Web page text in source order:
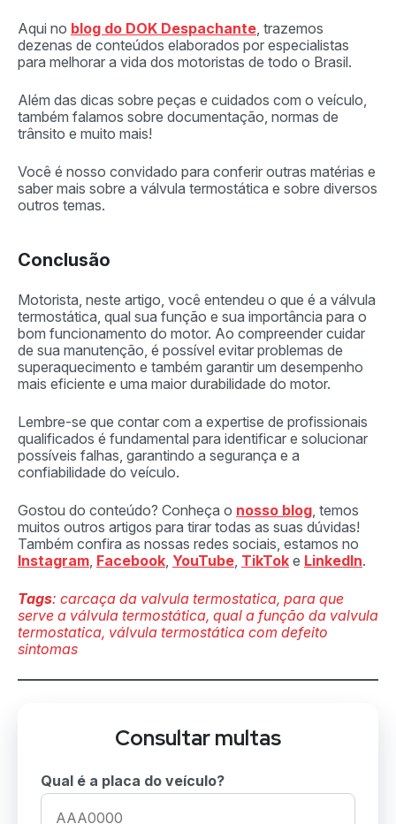
Aqui no blog do DOK Despachante , trazemos
dezenas de conteúdos elaborados por especialistas
para melhorar a vida dos motoristas de todo o Brasil.
Além das dicas sobre peças e cuidados com o veículo,
também falamos sobre documentação, normas de
trânsito e muito mais!
Você é nosso convidado para conferir outras matérias e
saber mais sobre a válvula termostática e sobre diversos
outros temas.
Conclusão
Motorista, neste artigo, você entendeu o que é a válvula
termostática, qual sua função e sua importância para o
bom funcionamento do motor. Ao compreender cuidar
de sua manutenção, é possível evitar problemas de
superaquecimento e também garantir um desempenho
mais eficiente e uma maior durabilidade do motor.
Lembre-se que contar com a expertise de profissionais
qualificados é fundamental para identificar e solucionar
possíveis falhas, garantindo a segurança e a
confiabilidade do veículo.
Gostou do conteúdo? Conheça o nosso blog , temos
muitos outros artigos para tirar todas as suas dúvidas!
Também confira as nossas redes sociais, estamos no
Instagram Facebook YouTube TikTok e LinkedIn.
Tags: carcaça da valvula termostatica, para que
serve a válvula termostática, qual a função da valvula
termostatica, válvula termostática com defeito
sintomas
Consultar multas
Qual é a placa do veículo?